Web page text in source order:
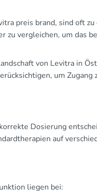
preis brand, sind oft
zu vergleichen, um das
von Levitra in
um Zugang
Dosierung
auf
liegen bei: